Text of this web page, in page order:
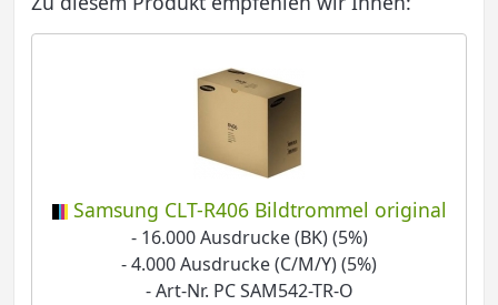
Samsung CLT-R406 Bildtrommel original
- 16.000 Ausdrucke (BK) (5%)
- 4.000 Ausdrucke (C/M/Y) (5%)
- Art-Nr. PC SAM542-TR-O